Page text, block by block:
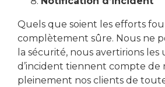
Quels que soient les efforts
complètement sûre. Nous ne
la sécurité, nous avertirions
d’incident tiennent compte de
pleinement nos clients de